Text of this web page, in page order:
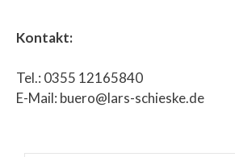
Kontakt:
Tel.: 0355 12165840
E-Mail: buero@lars-schieske.de